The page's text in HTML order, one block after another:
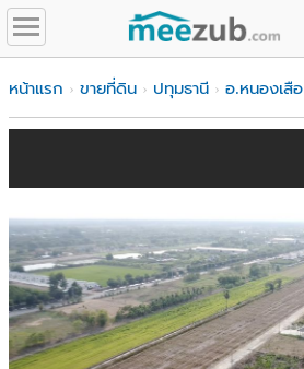
หน้าแรก ขายที่ดิน ปทุมธานี อ.หนองเสือ